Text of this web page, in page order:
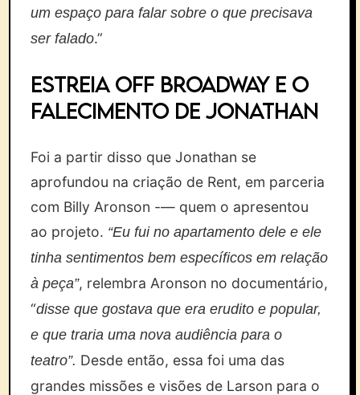
um espaço para falar sobre o que precisava
ser falado.”
Estreia Off Broadway e o
falecimento de Jonathan
Foi a partir disso que Jonathan se
aprofundou na criação de Rent, em parceria
com Billy Aronson -— quem o apresentou
ao projeto. “Eu fui no apartamento dele e ele
tinha sentimentos bem específicos em relação
à peça”, relembra Aronson no documentário,
“disse que gostava que era erudito e popular,
e que traria uma nova audiência para o
teatro”. Desde então, essa foi uma das
grandes missões e visões de Larson para o